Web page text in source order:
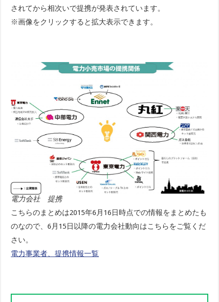
されてから相次いで提携が発表されています。
※画像をクリックすると拡大表示できます。
電力会社 提携
こちらのまとめは2015年6月16日時点での情報をまとめたも
のなので、6月15日以降の電力会社動向はこちらをご覧くだ
さい。
電力事業者、提携情報一覧